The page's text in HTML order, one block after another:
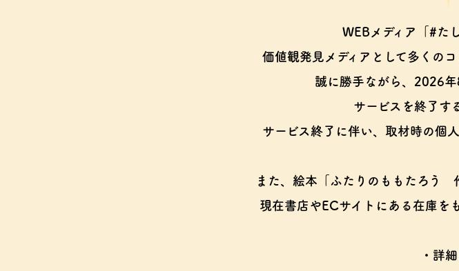
WEBメディア「#た
価値観発見メディアとして多くの
誠に勝手ながら、2026
サービスを終了す
サービス終了に伴い、取材時の個
また、絵本「ふたりのももたろう
現在書店やECサイトにある在庫を
・詳